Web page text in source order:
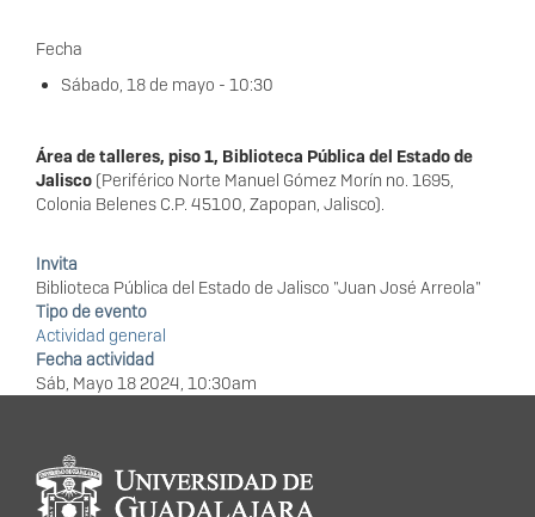
Fecha
Sábado, 18 de mayo - 10:30
Área de talleres, piso 1, Biblioteca Pública del Estado de
Jalisco (Periférico Norte Manuel Gómez Morín no. 1695,
Colonia Belenes C.P. 45100, Zapopan, Jalisco).
Invita
Biblioteca Pública del Estado de Jalisco "Juan José Arreola"
Tipo de evento
Actividad general
Fecha actividad
Sáb, Mayo 18 2024, 10:30am
Información del
portal